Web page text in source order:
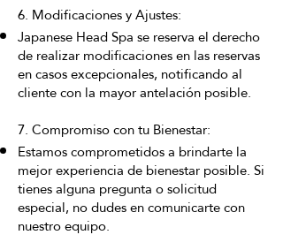
6. Modificaciones y Ajustes:
Japanese Head Spa se reserva el derecho
de realizar modificaciones en las reservas
en casos excepcionales, notificando al
cliente con la mayor antelación posible.
7. Compromiso con tu Bienestar:
Estamos comprometidos a brindarte la
mejor experiencia de bienestar posible. Si
tienes alguna pregunta o solicitud
especial, no dudes en comunicarte con
nuestro equipo.